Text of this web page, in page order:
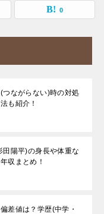
0
つながらない)時の対処
も紹介！
陽平)の身長や体重な
収まとめ！
差値は？学歴(中学・